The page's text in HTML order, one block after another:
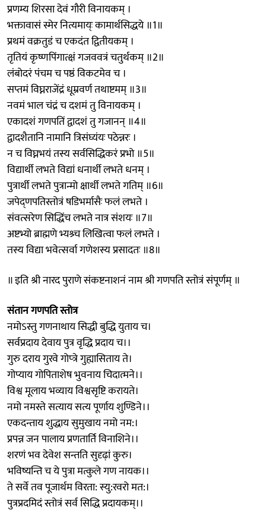
प्रणम्य शिरसा देवं गौरी विनायकम् ।
भक्तावासं स्मेर नित्यमाय्ः कामार्थसिद्धये ॥1॥
प्रथमं वक्रतुडं च एकदंत द्वितीयकम् ।
तृतियं कृष्णपिंगात्क्षं गजववत्रं चतुर्थकम् ॥2॥
लंबोदरं पंचम च पष्ठं विकटमेव च ।
सप्तमं विघ्नराजेंद्रं धूम्रवर्ण तथाष्टमम् ॥3॥
नवमं भाल चंद्रं च दशमं तु विनायकम् ।
एकादशं गणपतिं द्वादशं तु गजानन् ॥4॥
द्वादशैतानि नामानि त्रिसंघ्यंयः पठेन्नरः ।
न च विघ्नभयं तस्य सर्वसिद्धिकरं प्रभो ॥5॥
विद्यार्थी लभते विद्यां धनार्थी लभते धनम् ।
पुत्रार्थी लभते पुत्रान्मो क्षार्थी लभते गतिम् ॥6॥
जपेद्णपतिस्तोत्रं षडिभर्मासैः फलं लभते ।
संवत्सरेण सिद्धिंच लभते नात्र संशयः ॥7॥
अष्टभ्यो ब्राह्मणे भ्यश्र्च लिखित्वा फलं लभते ।
तस्य विद्या भवेत्सर्वा गणेशस्य प्रसादतः ॥8॥
॥ इति श्री नारद पुराणे संकष्टनाशनं नाम श्री गणपति स्तोत्रं संपूर्णम् ॥
संतान गणपति स्तोत्र
नमोऽस्तु गणनाथाय सिद्धी बुद्धि युताय च।
सर्वप्रदाय देवाय पुत्र वृद्धि प्रदाय च।।
गुरु दराय गुरवे गोप्त्रे गुह्यासिताय ते।
गोप्याय गोपिताशेष भुवनाय चिदात्मने।।
विश्व मूलाय भव्याय विश्वसृष्टि करायते।
नमो नमस्ते सत्याय सत्य पूर्णाय शुण्डिने।।
एकदन्ताय शुद्धाय सुमुखाय नमो नम:।
प्रपन्न जन पालाय प्रणतार्ति विनाशिने।।
शरणं भव देवेश सन्तति सुदृढ़ां कुरु।
भविष्यन्ति च ये पुत्रा मत्कुले गण नायक।।
ते सर्वे तव पूजार्थम विरता: स्यु:रवरो मत:।
पुत्रप्रदमिदं स्तोत्रं सर्व सिद्धि प्रदायकम्।।